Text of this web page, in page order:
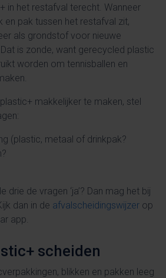
in het restafval terecht. Wanneer
en pak tussen het restafval zit,
als grondstof voor nieuwe
is zonde, want gerecycled plastic
worden om tennisballen en
makkelijker te maken, stel
(plastic, metaal of drinkpak?
drie de vragen ‘ja’? Dan mag het bij
dan in de afvalscheidingswijzer op
app.
scheiden
blikken en pakken leeg